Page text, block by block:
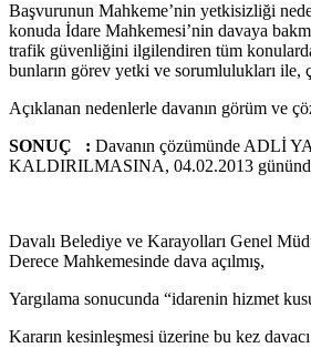
Başvurunun Mahkeme’nin yetkisizliği
konuda İdare Mahkemesi’nin davaya
trafik güvenliğini ilgilendiren tüm
bunların görev yetki ve sorumlulukları ile,
Açıklanan nedenlerle davanın görüm ve
SONUÇ : Davanın çözümünde ADLİ
KALDIRILMASINA, 04.02.2013
Davalı Belediye ve Karayolları Genel
Derece Mahkemesinde dava açılmış,
Yargılama sonucunda “idarenin hizmet
Kararın kesinleşmesi üzerine bu kez